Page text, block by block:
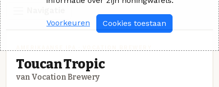
Toucan Tropic
van Vocation Brewery
Voorkeuren Cookies toestaan